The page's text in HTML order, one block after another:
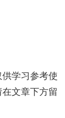
学习参考使
文章下方留